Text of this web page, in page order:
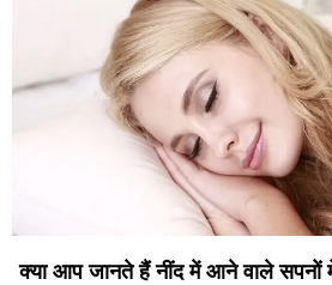
क्या आप जानते हैं नींद में आने वाले सपनों में